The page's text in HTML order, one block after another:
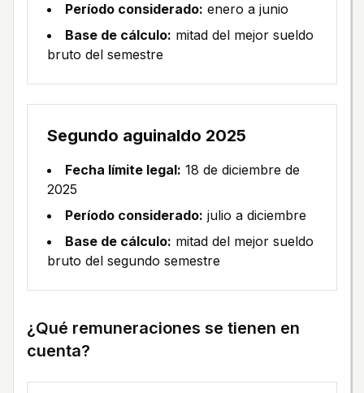
Período considerado: enero a junio
Base de cálculo: mitad del mejor sueldo
bruto del semestre
Segundo aguinaldo 2025
Fecha límite legal: 18 de diciembre de
2025
Período considerado: julio a diciembre
Base de cálculo: mitad del mejor sueldo
bruto del segundo semestre
¿Qué remuneraciones se tienen en
cuenta?